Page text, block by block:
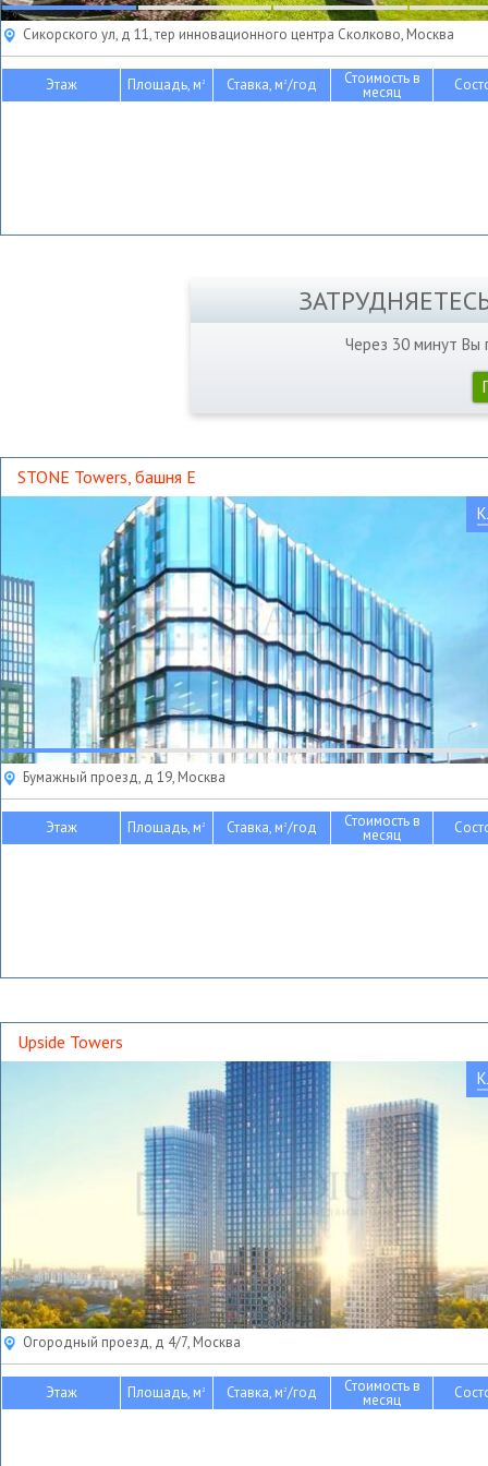
Сикорского ул, д 11, тер инновационного центра Сколково, Москва
Этаж Площадь, м2 Ставка, м2/год Стоимость в
месяц
Через 30 минут Вы
STONE Towers, башня Е
Бумажный проезд, д 19, Москва
Этаж Площадь, м2 Ставка, м2/год Стоимость в
месяц
Upside Towers
Огородный проезд, д 4/7, Москва
Этаж Площадь, м2 Ставка, м2/год Стоимость в
месяц